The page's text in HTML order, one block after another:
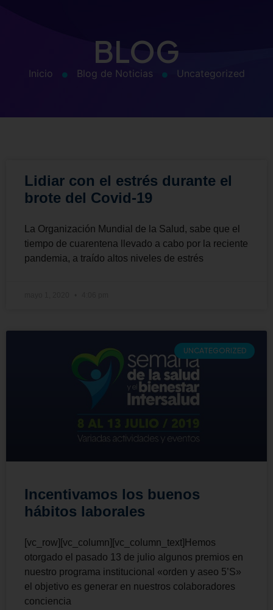
BLOG
Inicio Blog de Noticias Uncategorized
Lidiar con el estrés durante el
brote del Covid-19
La Organización Mundial de la Salud, sabe que el
tiempo de cuarentena llevado a cabo por la reciente
pandemia, a traído altos niveles de estrés
UNCATEGORIZED
Incentivamos los buenos
hábitos laborales
[vc_row][vc_column][vc_column_text]Hemos
otorgado el pasado 13 de julio algunos premios en
nuestro programa institucional «orden y aseo 5’S»
el objetivo es generar en nuestros colaboradores
conciencia